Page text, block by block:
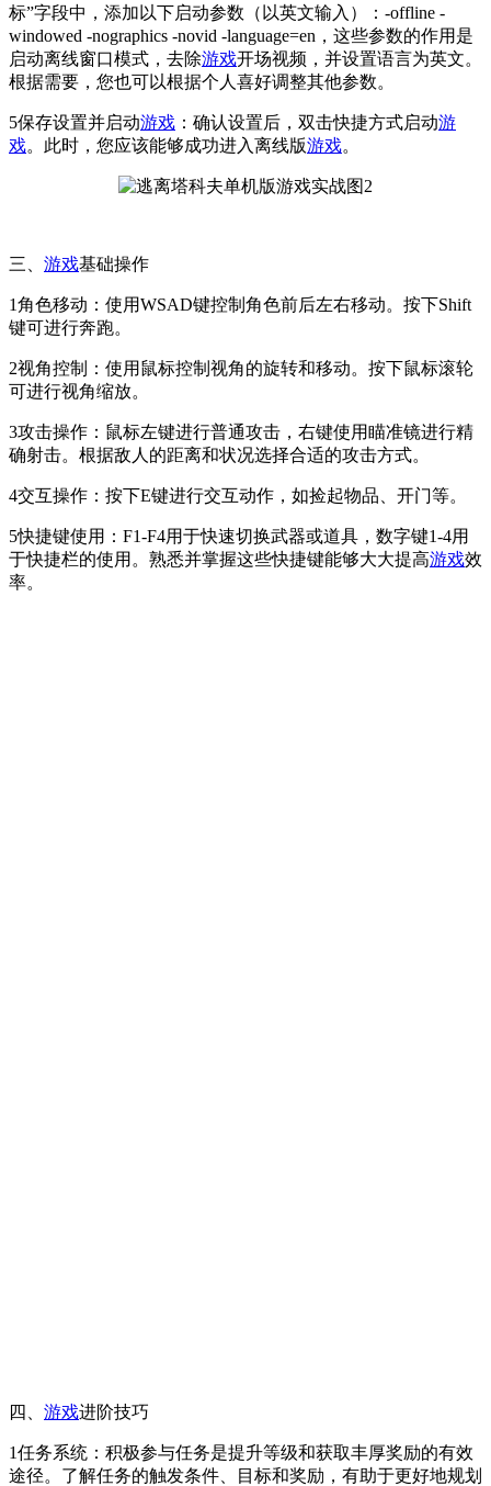
标”字段中，添加以下启动参数（以英文输入）：-offline -
windowed -nographics -novid -language=en，这些参数的作用是
启动离线窗口模式，去除游戏开场视频，并设置语言为英文。
根据需要，您也可以根据个人喜好调整其他参数。
5保存设置并启动游戏 ：确认设置后，双击快捷方式启动游
戏。此时，您应该能够成功进入离线版游戏。
三、 游戏基础操作
1角色移动：使用WSAD键控制角色前后左右移动。按下Shift
键可进行奔跑。
2视角控制：使用鼠标控制视角的旋转和移动。按下鼠标滚轮
可进行视角缩放。
3攻击操作：鼠标左键进行普通攻击，右键使用瞄准镜进行精
确射击。根据敌人的距离和状况选择合适的攻击方式。
4交互操作：按下E键进行交互动作，如捡起物品、开门等。
5快捷键使用：F1-F4用于快速切换武器或道具，数字键1-4用
于快捷栏的使用。熟悉并掌握这些快捷键能够大大提高游戏效
率。
四、 游戏进阶技巧
1任务系统：积极参与任务是提升等级和获取丰厚奖励的有效
途径。了解任务的触发条件、目标和奖励，有助于更好地规划